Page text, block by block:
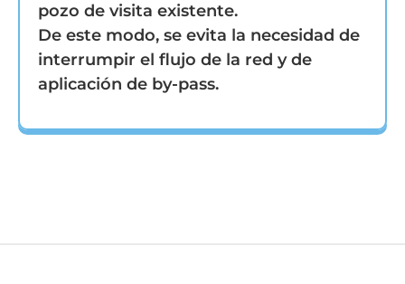
pozo de visita existente.
De este modo, se evita la necesidad de
interrumpir el flujo de la red y de
aplicación de by-pass.